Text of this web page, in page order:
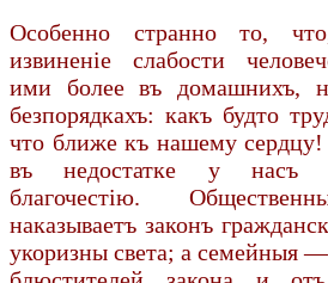
Особенно странно то,
извиненiе слабости
ими более въ домашнихъ,
безпорядкахъ: какъ будто
что ближе къ нашему
въ недостатке у насъ
благочестiю.
наказываетъ законъ
укоризны света; а семейныя